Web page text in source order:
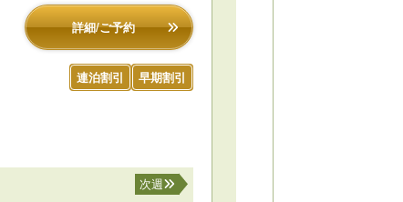
詳細/ご予約
連泊割引 早期割引
次週